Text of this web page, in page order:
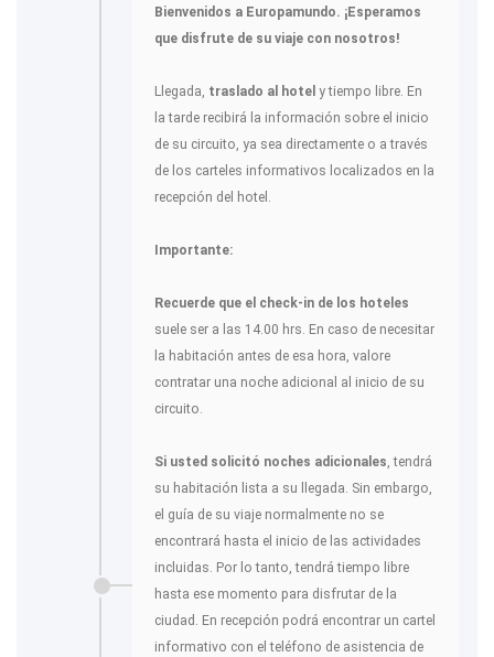
Bienvenidos a Europamundo. ¡Esperamos
que disfrute de su viaje con nosotros!
Llegada, traslado al hotel y tiempo libre. En
la tarde recibirá la información sobre el inicio
de su circuito, ya sea directamente o a través
de los carteles informativos localizados en la
recepción del hotel.
Importante:
Recuerde que el check-in de los hoteles
suele ser a las 14.00 hrs. En caso de necesitar
la habitación antes de esa hora, valore
contratar una noche adicional al inicio de su
circuito.
Si usted solicitó noches adicionales, tendrá
su habitación lista a su llegada. Sin embargo,
el guía de su viaje normalmente no se
encontrará hasta el inicio de las actividades
incluidas. Por lo tanto, tendrá tiempo libre
hasta ese momento para disfrutar de la
ciudad. En recepción podrá encontrar un cartel
informativo con el teléfono de asistencia de